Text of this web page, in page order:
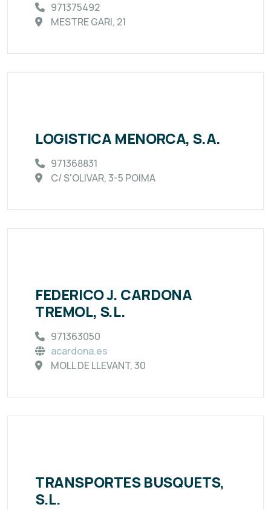
971375492
MESTRE GARI, 21
LOGISTICA MENORCA, S.A.
971368831
C/ S'OLIVAR, 3-5 POIMA
FEDERICO J. CARDONA
TREMOL, S.L.
971363050
acardona.es
MOLL DE LLEVANT, 30
TRANSPORTES BUSQUETS,
S.L.